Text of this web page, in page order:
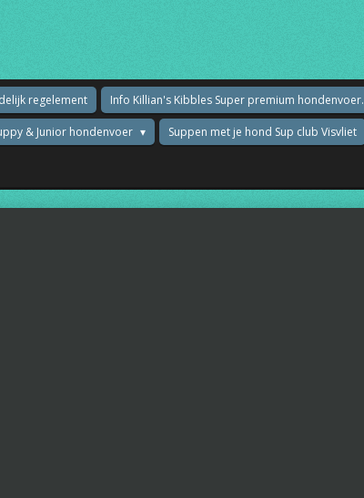
regelement Info Killian's Kibbles Super premium hondenvoer.
& Junior hondenvoer Suppen met je hond Sup club Visvliet